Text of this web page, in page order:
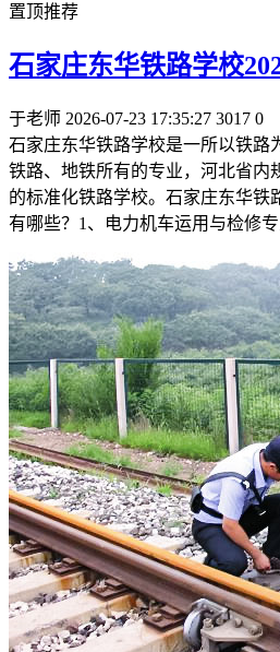
置顶推荐
石家庄东华铁路学校
于老师 2026-07-23 17:35:27 3017 0
石家庄东华铁路学校是一所以铁路
铁路、地铁所有的专业，河北省内
的标准化铁路学校。石家庄东华铁
有哪些？1、电力机车运用与检修